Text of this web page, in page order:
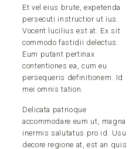
Et vel eius brute, expetenda
persecuti instructior ut ius.
Vocent lucilius est at. Ex sit
commodo fastidii delectus.
Eum putant pertinax
contentiones ea, cum eu
persequeris definitionem. Id
mei omnis tation.
Delicata patrioque
accommodare eum ut, magna
inermis salutatus pro id. Usu
decore regione at, est an quis